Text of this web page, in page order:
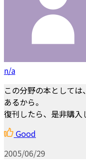
n/a
この分野の本として
あるから。
復刊したら、是非購入
Good
2005/06/29